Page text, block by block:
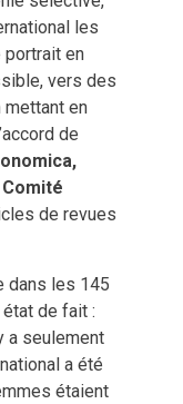
les
portrait en
vers des
mettant en
de
de revues
dans les 145
de fait :
a seulement
a été
étaient